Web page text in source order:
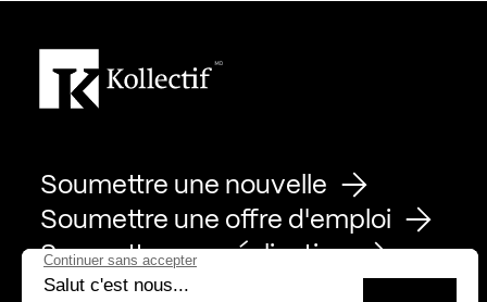
Soumettre une nouvelle
Soumettre une offre d'emploi
Soumettre une réalisation